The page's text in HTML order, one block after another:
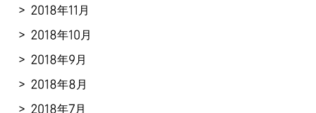
2018年11月
2018年10月
2018年9月
2018年8月
2018年7月